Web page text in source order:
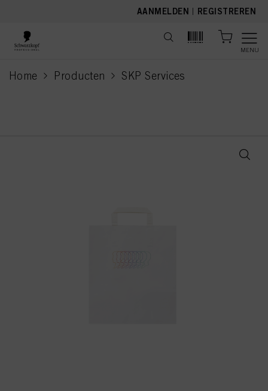
AANMELDEN | REGISTREREN
MENU
Home Producten SKP Services
current page